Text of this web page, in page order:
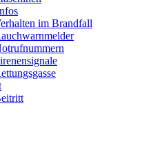
im Brandfall